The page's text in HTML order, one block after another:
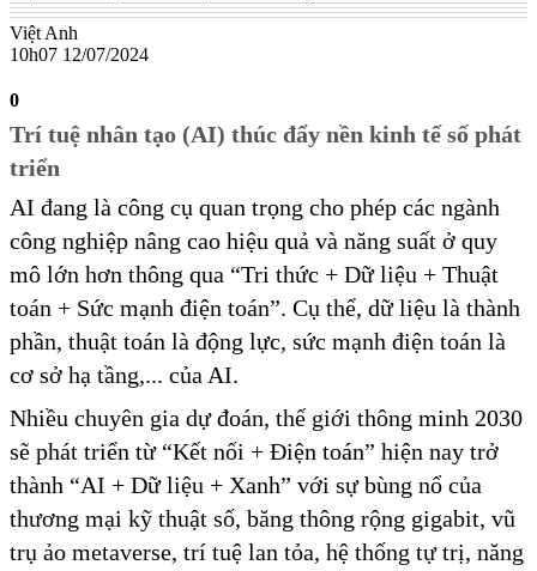
Việt Anh
10h07 12/07/2024
0
Trí tuệ nhân tạo (AI) thúc đẩy nền kinh tế số phát
triển
AI đang là công cụ quan trọng cho phép các ngành
công nghiệp nâng cao hiệu quả và năng suất ở quy
mô lớn hơn thông qua “Tri thức + Dữ liệu + Thuật
toán + Sức mạnh điện toán”. Cụ thể, dữ liệu là thành
phần, thuật toán là động lực, sức mạnh điện toán là
cơ sở hạ tầng,... của AI.
Nhiều chuyên gia dự đoán, thế giới thông minh 2030
sẽ phát triển từ “Kết nối + Điện toán” hiện nay trở
thành “AI + Dữ liệu + Xanh” với sự bùng nổ của
thương mại kỹ thuật số, băng thông rộng gigabit, vũ
trụ ảo metaverse, trí tuệ lan tỏa, hệ thống tự trị, năng